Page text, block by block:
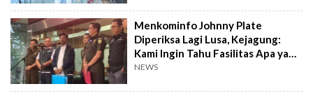
Menkominfo Johnny Plate
Diperiksa Lagi Lusa, Kejagung:
Kami Ingin Tahu Fasilitas Apa yang
Dinikmati Adiknya
NEWS